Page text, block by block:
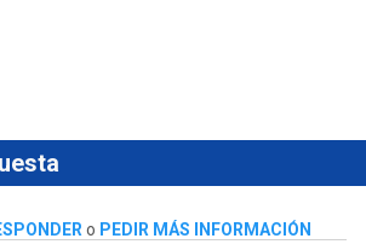
o PEDIR MÁS INFORMACIÓN